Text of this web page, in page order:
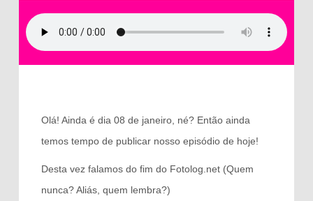
Olá! Ainda é dia 08 de janeiro, né? Então ainda
temos tempo de publicar nosso episódio de hoje!
Desta vez falamos do fim do Fotolog.net (Quem
nunca? Aliás, quem lembra?)